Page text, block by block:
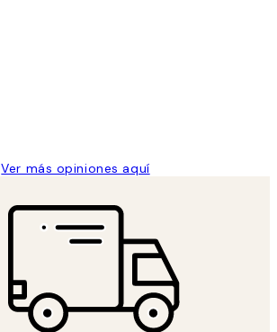
Ver más opiniones aquí